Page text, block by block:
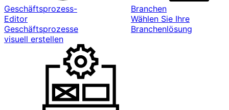
Geschäftsprozess-
Editor
Geschäftsprozesse
visuell erstellen
Branchen
Wählen Sie Ihre
Branchenlösung